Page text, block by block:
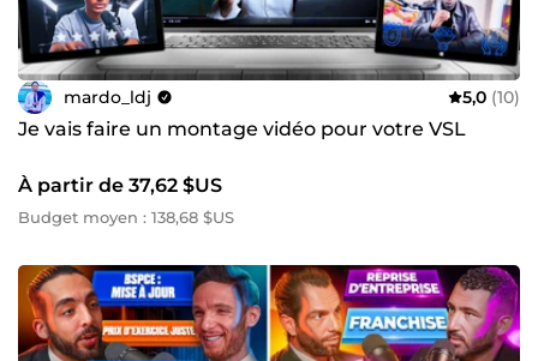
mardo_ldj 5,0 (10)
Je vais faire un montage vidéo pour votre VSL
À partir de 37,62 $US
Budget moyen : 138,68 $US